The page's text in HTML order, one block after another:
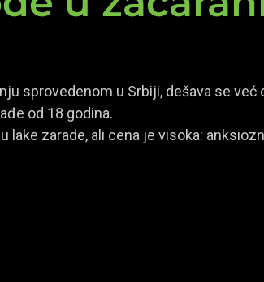
sprovedenom u Srbiji, dešava se već
od 18 godina.
zarade, ali cena je visoka: